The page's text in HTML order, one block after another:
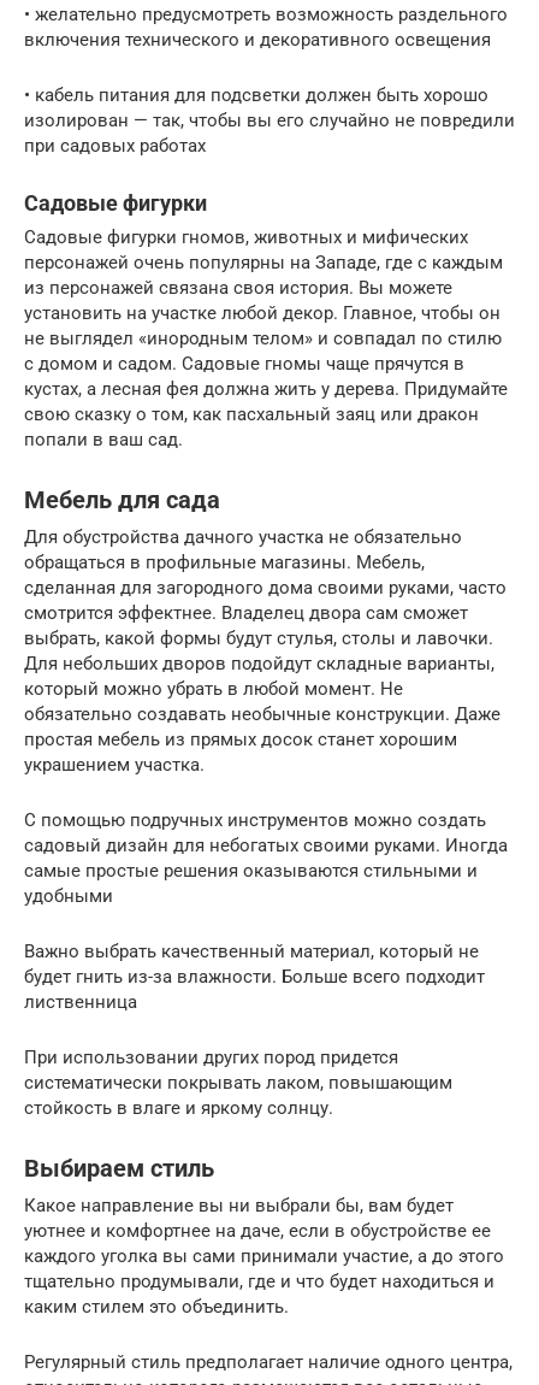
• желательно предусмотреть возможность раздельного
включения технического и декоративного освещения
• кабель питания для подсветки должен быть хорошо
изолирован — так, чтобы вы его случайно не повредили
при садовых работах
Садовые фигурки
Садовые фигурки гномов, животных и мифических
персонажей очень популярны на Западе, где с каждым
из персонажей связана своя история. Вы можете
установить на участке любой декор. Главное, чтобы он
не выглядел «инородным телом» и совпадал по стилю
с домом и садом. Садовые гномы чаще прячутся в
кустах, а лесная фея должна жить у дерева. Придумайте
свою сказку о том, как пасхальный заяц или дракон
попали в ваш сад.
Мебель для сада
Для обустройства дачного участка не обязательно
обращаться в профильные магазины. Мебель,
сделанная для загородного дома своими руками, часто
смотрится эффектнее. Владелец двора сам сможет
выбрать, какой формы будут стулья, столы и лавочки.
Для небольших дворов подойдут складные варианты,
который можно убрать в любой момент. Не
обязательно создавать необычные конструкции. Даже
простая мебель из прямых досок станет хорошим
украшением участка.
С помощью подручных инструментов можно создать
садовый дизайн для небогатых своими руками. Иногда
самые простые решения оказываются стильными и
удобными
Важно выбрать качественный материал, который не
будет гнить из-за влажности. Больше всего подходит
лиственница
При использовании других пород придется
систематически покрывать лаком, повышающим
стойкость в влаге и яркому солнцу.
Выбираем стиль
Какое направление вы ни выбрали бы, вам будет
уютнее и комфортнее на даче, если в обустройстве ее
каждого уголка вы сами принимали участие, а до этого
тщательно продумывали, где и что будет находиться и
каким стилем это объединить.
Регулярный стиль предполагает наличие одного центра,